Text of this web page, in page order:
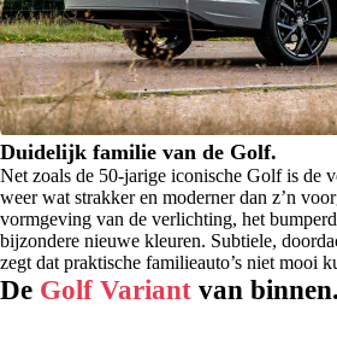
Duidelijk familie van de Golf.
Net zoals de 50-jarige iconische Golf is de
weer wat strakker en moderner dan z’n
vormgeving van de verlichting, het
bijzondere nieuwe kleuren. Subtiele,
zegt dat praktische familieauto’s niet mooi
De Golf Variant van binnen.